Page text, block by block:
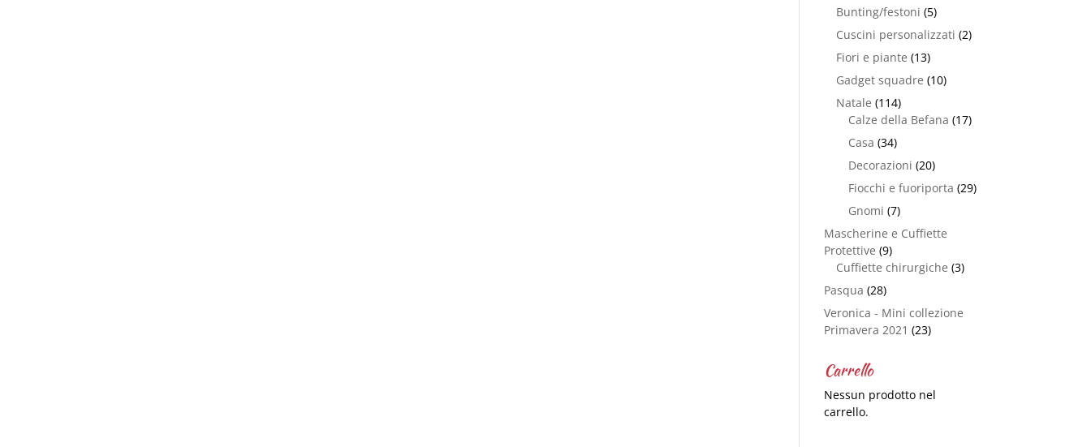
Bunting/festoni (5)
Cuscini personalizzati (2)
Fiori e piante (13)
Gadget squadre (10)
Natale (114)
Calze della Befana (17)
Casa (34)
Decorazioni (20)
Fiocchi e fuoriporta (29)
Gnomi (7)
Mascherine e Cuffiette
Protettive (9)
Cuffiette chirurgiche (3)
Pasqua (28)
Veronica - Mini collezione
Primavera 2021 (23)
Carrello
Nessun prodotto nel
carrello.